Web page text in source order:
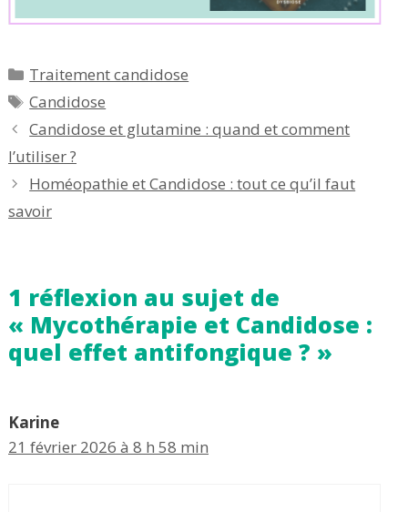
Catégories
Traitement candidose
Étiquettes
Candidose
Candidose et glutamine : quand et comment
l’utiliser ?
Homéopathie et Candidose : tout ce qu’il faut
savoir
1 réflexion au sujet de
« Mycothérapie et Candidose :
quel effet antifongique ? »
Karine
21 février 2026 à 8 h 58 min